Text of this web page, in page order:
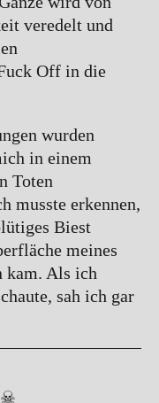
veredelt und
Off in die
wurden
in einem
Toten
musste erkennen,
Biest
meines
kam. Als ich
sah ich gar
☠